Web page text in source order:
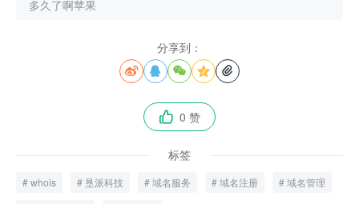
多久了啊苹果
分享到：
    
 0 赞
标签
whois 垦派科技 域名服务 域名注册 域名管理